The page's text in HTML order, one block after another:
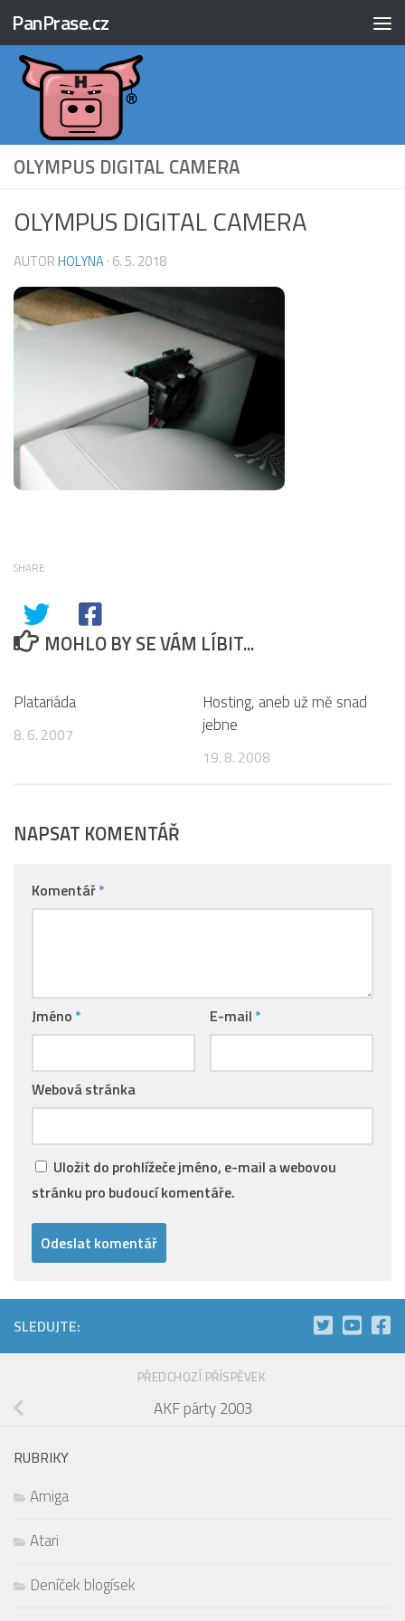
Skip to content
PanPrase.cz
OLYMPUS DIGITAL CAMERA
OLYMPUS DIGITAL CAMERA
AUTORHOLYNA· 6. 5. 2018
SHARE
MOHLO BY SE VÁM LÍBIT...
Platariáda
8. 6. 2007
Hosting, aneb už mě snad
jebne
19. 8. 2008
NAPSAT KOMENTÁŘ
Komentář*
Jméno * E-mail *
Webová stránka
Uložit do prohlížeče jméno, e-mail a webovou
stránku pro budoucí komentáře.
SLEDUJTE:
PŘEDCHOZÍ PŘÍSPĚVEK
AKF párty 2003
RUBRIKY
Amiga
Atari
Deníček blogísek